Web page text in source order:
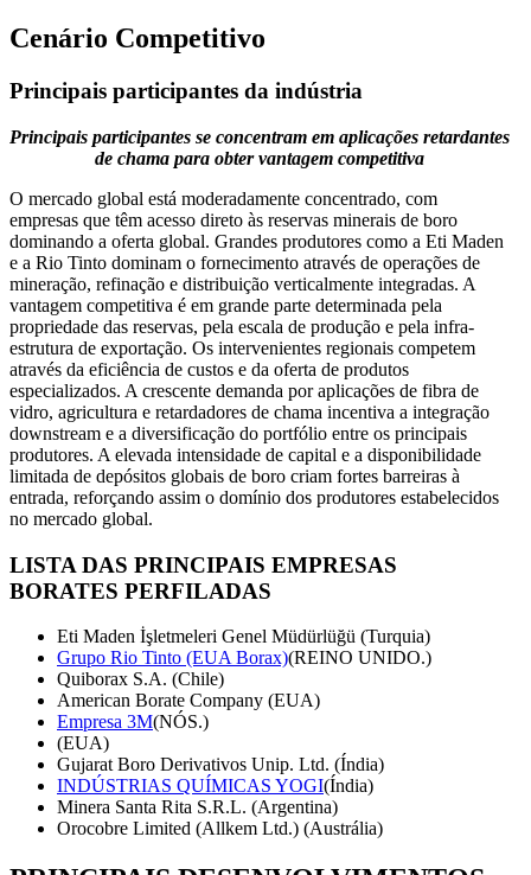
Cenário Competitivo
Principais participantes da indústria
Principais participantes se concentram em aplicações retardantes
de chama para obter vantagem competitiva
O mercado global está moderadamente concentrado, com
empresas que têm acesso direto às reservas minerais de boro
dominando a oferta global. Grandes produtores como a Eti Maden
e a Rio Tinto dominam o fornecimento através de operações de
mineração, refinação e distribuição verticalmente integradas. A
vantagem competitiva é em grande parte determinada pela
propriedade das reservas, pela escala de produção e pela infra-
estrutura de exportação. Os intervenientes regionais competem
através da eficiência de custos e da oferta de produtos
especializados. A crescente demanda por aplicações de fibra de
vidro, agricultura e retardadores de chama incentiva a integração
downstream e a diversificação do portfólio entre os principais
produtores. A elevada intensidade de capital e a disponibilidade
limitada de depósitos globais de boro criam fortes barreiras à
entrada, reforçando assim o domínio dos produtores estabelecidos
no mercado global.
LISTA DAS PRINCIPAIS EMPRESAS
BORATES PERFILADAS
Eti Maden İşletmeleri Genel Müdürlüğü (Turquia)
Grupo Rio Tinto (EUA Borax)(REINO UNIDO.)
Quiborax S.A. (Chile)
American Borate Company (EUA)
Empresa 3M(NÓS.)
(EUA)
Gujarat Boro Derivativos Unip. Ltd. (Índia)
INDÚSTRIAS QUÍMICAS YOGI(Índia)
Minera Santa Rita S.R.L. (Argentina)
Orocobre Limited (Allkem Ltd.) (Austrália)